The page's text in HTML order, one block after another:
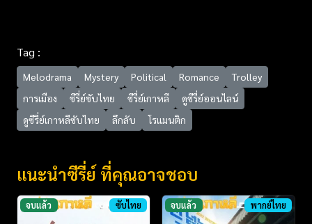
Tag :
Melodrama Mystery Political Romance
Trolley
การเมือง
ซีรี่ย์ซับไทย ซีรี่ย์เกาหลี
ดูซีรี่ย์ออนไลน์
ดูซีรี่ย์เกาหลีซับไทย
ลึกลับ โรแมนติก
แนะนำซีรี่ย์ ที่คุณอาจชอบ
จบแล้ว ซับไทย จบแล้ว พากย์ไทย